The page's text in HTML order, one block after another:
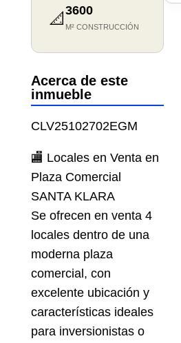
📐 3600
M² CONSTRUCCIÓN
Acerca de este
inmueble
CLV25102702EGM
🏬 Locales en Venta en
Plaza Comercial
SANTA KLARA
Se ofrecen en venta 4
locales dentro de una
moderna plaza
comercial, con
excelente ubicación y
características ideales
para inversionistas o